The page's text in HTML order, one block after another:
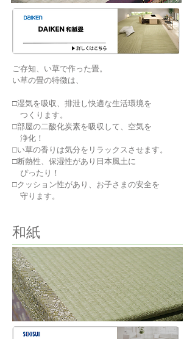
ご存知、い草で作った畳。
い草の畳の特徴は、
□湿気を吸収、排泄し快適な生活環境を
つくります。
□部屋の二酸化炭素を吸収して、空気を
浄化！
□い草の香りは気分をリラックスさせます。
□断熱性、保湿性があり日本風土に
ぴったり！
□クッション性があり、お子さまの安全を
守ります。
和紙